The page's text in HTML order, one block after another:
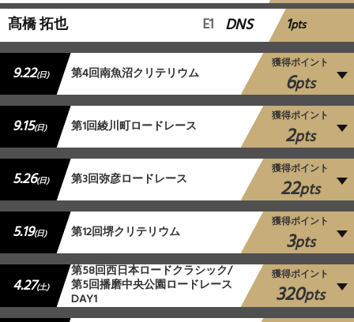
髙橋 拓也 E1 DNS 1pts
9.22(日) 第4回南魚沼クリテリウム
獲得ポイント
6pts
9.15(日) 第1回綾川町ロードレース
獲得ポイント
2pts
5.26(日) 第3回弥彦ロードレース
獲得ポイント
22pts
5.19(日) 第12回堺クリテリウム
獲得ポイント
3pts
4.27(土)
第58回西日本ロードクラシック/
第5回播磨中央公園ロードレース
DAY1
獲得ポイント
320pts